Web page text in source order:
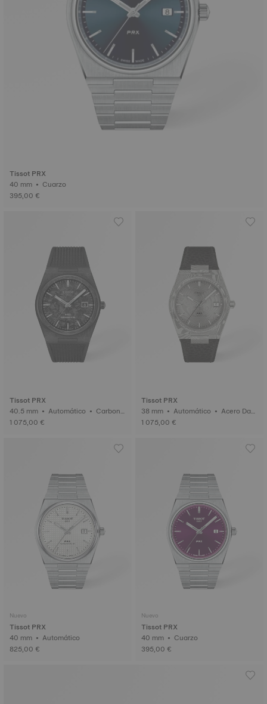
Tissot PRX
40 mm • Cuarzo
395,00 €
Tissot PRX
40.5 mm • Automático • Carbono
forjado
1 075,00 €
Tissot PRX
38 mm • Automático • Acero Dam
asco
1 075,00 €
Nuevo
Tissot PRX
40 mm • Automático
825,00 €
Nuevo
Tissot PRX
40 mm • Cuarzo
395,00 €